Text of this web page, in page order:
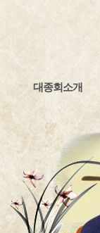
대종회소개